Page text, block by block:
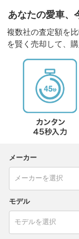
あなたの愛車、
複数社の査定額を
を賢く売却して、
メーカー
モデル